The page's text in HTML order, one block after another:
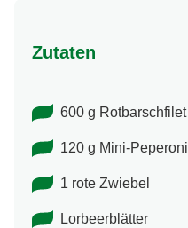
Zutaten
600 g Rotbarschfilet
120 g Mini-Peperoni
1 rote Zwiebel
Lorbeerblätter